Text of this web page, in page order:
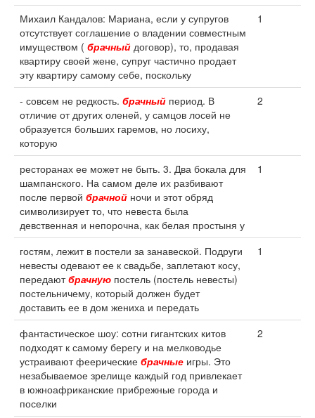
Михаил Кандалов: Мариана, если у супругов
отсутствует соглашение о владении совместным
имуществом ( брачный договор), то, продавая
квартиру своей жене, супруг частично продает
эту квартиру самому себе, поскольку
1
- совсем не редкость. брачный период. В
отличие от других оленей, у самцов лосей не
образуется больших гаремов, но лосиху,
которую
2
ресторанах ее может не быть. 3. Два бокала для
шампанского. На самом деле их разбивают
после первой брачной ночи и этот обряд
символизирует то, что невеста была
девственная и непорочна, как белая простыня у
1
гостям, лежит в постели за занавеской. Подруги
невесты одевают ее к свадьбе, заплетают косу,
передаютбрачную постель (постель невесты)
постельничему, который должен будет
доставить ее в дом жениха и передать
1
фантастическое шоу: сотни гигантских китов
подходят к самому берегу и на мелководье
устраивают феерические брачные игры. Это
незабываемое зрелище каждый год привлекает
в южноафриканские прибрежные города и
поселки
2